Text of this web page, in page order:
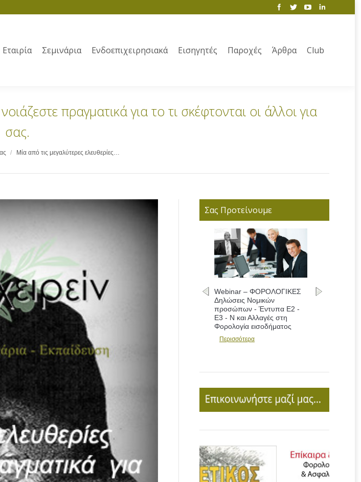
Εταιρία Σεμινάρια Ενδοεπιχειρησιακά Εισηγητές Παροχές Άρθρα Club
πραγματικά για το τι σκέφτονται οι άλλοι για
σας.
Μία από τις μεγαλύτερες ελευθερίες…
Σας Προτείνουμε
Webinar – ΦΟΡΟΛΟΓΙΚΕΣ
Δηλώσεις Νομικών
προσώπων - Έντυπα Ε2 -
Ε3 - Ν και Αλλαγές στη
Φορολογία εισοδήματος
Περισσότερα